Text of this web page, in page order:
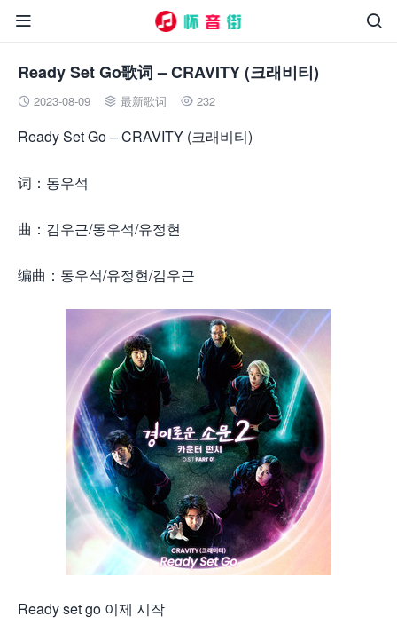


Ready Set Go歌词 – CRAVITY (크래비티)
 2023-08-09  最新歌词  232
Ready Set Go – CRAVITY (크래비티)
词：동우석
曲：김우근/동우석/유정현
编曲：동우석/유정현/김우근
Ready set go 이제 시작